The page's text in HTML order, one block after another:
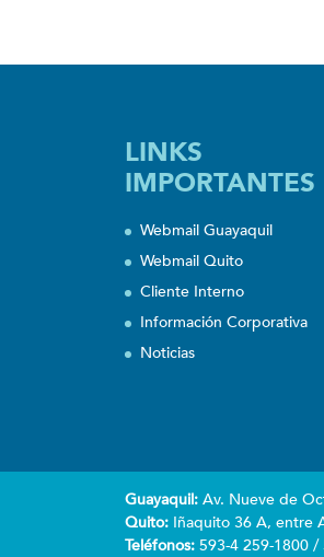
LINKS
IMPORTANTES
Webmail Guayaquil
Webmail Quito
Cliente Interno
Información Corporativa
Noticias
Guayaquil: Av. Nueve de
Quito: Iñaquito 36 A, entre
Teléfonos: 593-4 259-1800 /